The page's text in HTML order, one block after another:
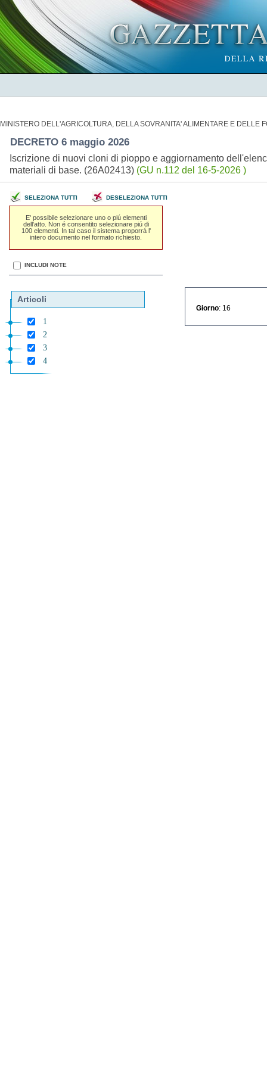
MINISTERO DELL'AGRICOLTURA, DELLA SOVRANITA' ALIMENTARE E DELLE
DECRETO 6 maggio 2026
Iscrizione di nuovi cloni di pioppo e aggiornamento
materiali di base. (26A02413) (GU n.112 del 16-5-2026 )
SELEZIONA TUTTI DESELEZIONA TUTTI
E' possibile selezionare uno o piú elementi
dell'atto. Non é consentito selezionare piú di
100 elementi. In tal caso il sistema proporrá l'
intero documento nel formato richiesto.
INCLUDI NOTE
Articoli
1
2
3
4
Giorno : 16